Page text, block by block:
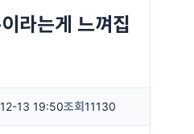
라는게 느껴집
13 19:50조회 11130